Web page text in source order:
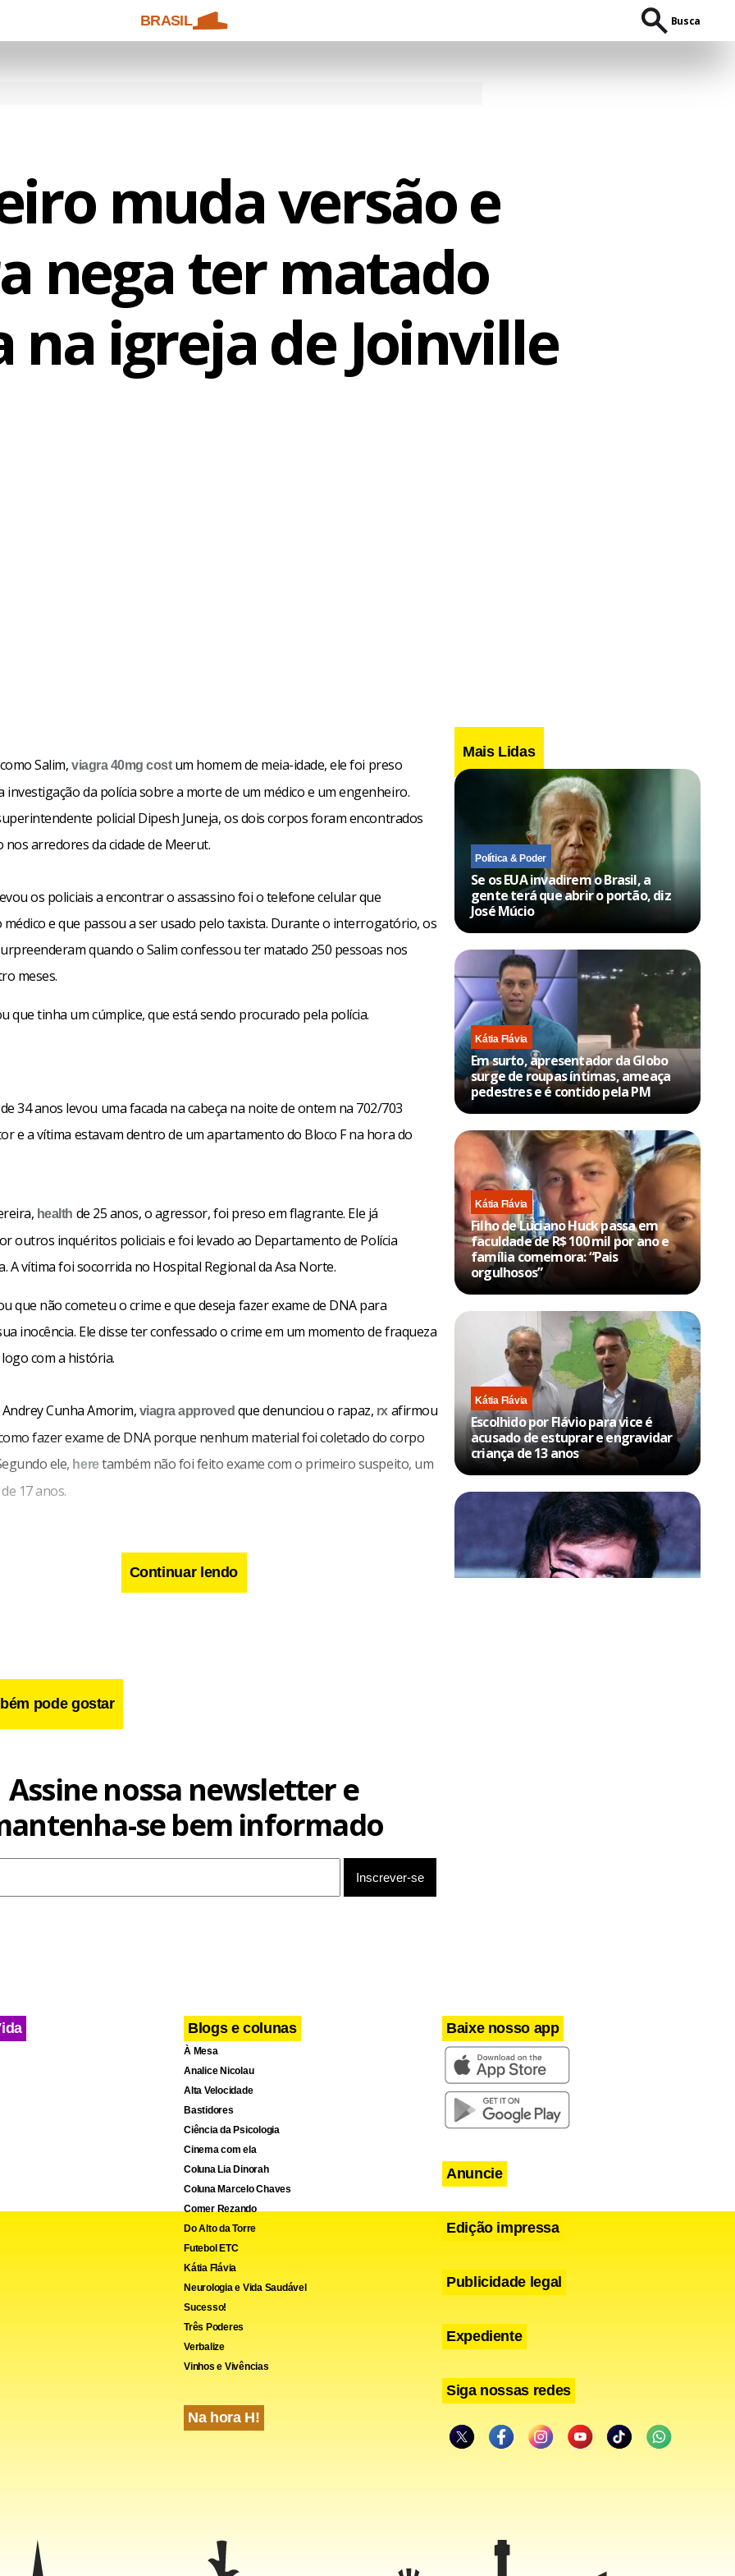
BRASIL Busca
muda versão e
nega ter matado
na igreja de Joinville
Salim, viagra 40mg costum homem de meia-idade, ele foi preso
investigação da polícia sobre a morte de um médico e um engenheiro.
policial Dipesh Juneja, os dois corpos foram encontrados
nos arredores da cidade de Meerut.
os policiais a encontrar o assassino foi o telefone celular que
médico e que passou a ser usado pelo taxista. Durante o interrogatório, os
quando o Salim confessou ter matado 250 pessoas nos
meses.
que tinha um cúmplice, que está sendo procurado pela polícia.
34 anos levou uma facada na cabeça na noite de ontem na 702/703
e a vítima estavam dentro de um apartamento do Bloco F na hora do
health de 25 anos, o agressor, foi presoem flagrante. Ele já
outros inquéritos policiais e foi levado ao Departamento de Polícia
A vítima foi socorrida no Hospital Regional da Asa Norte.
que não cometeu o crime e que deseja fazer exame de DNA para
inocência. Ele disse ter confessado o crime em um momento de fraqueza
com a história.
Cunha Amorim, viagra approved que denunciou o rapaz, rxafirmou
fazer exame de DNA porque nenhum material foi coletado do corpo
ele, heretambém não foi feito exame com o primeiro suspeito, um
17 anos.
dia em que ele foi preso. O delegado regional de Joinville, Dirceu Silveira
comentar a declaração do acusado, dizendo que o inquérito foi
Telegram
Share
Continuar lendo
pode gostar
Mais Lidas
Política & Poder
Se os EUA invadirem o Brasil, a
gente terá que abrir o portão, diz
José Múcio
Kátia Flávia
Em surto, apresentador da Globo
surge de roupas íntimas, ameaça
pedestres e é contido pela PM
Kátia Flávia
Filho de Luciano Huck passa em
faculdade de R$ 100 mil por ano e
família comemora: “Pais
orgulhosos”
Kátia Flávia
Escolhido por Flávio para vice é
acusado de estuprar e engravidar
criança de 13 anos
Assine nossa newsletter e
se bem informado
Blogs e colunas
À Mesa
Analice Nicolau
Alta Velocidade
Bastidores
Ciência da Psicologia
Cinema com ela
Coluna Lia Dinorah
Coluna Marcelo Chaves
Comer Rezando
Do Alto da Torre
Futebol ETC
Kátia Flávia
Neurologia e Vida Saudável
Sucesso!
Três Poderes
Verbalize
Vinhos e Vivências
Na hora H!
Baixe nosso app
Anuncie
Edição impressa
Publicidade legal
Expediente
Siga nossas redes